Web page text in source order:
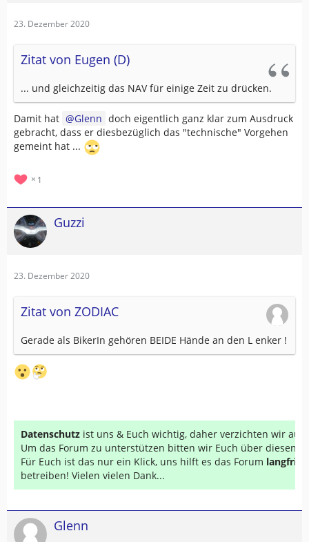
23. Dezember 2020
Zitat von Eugen (D)
... und gleichzeitig das NAV für einige Zeit zu drücken.
Damit hat Glenn doch eigentlich ganz klar zum Ausdruck
gebracht, dass er diesbezüglich das "technische" Vorgehen
gemeint hat ...
1
Guzzi
23. Dezember 2020
Zitat von ZODIAC
Gerade als BikerIn gehören BEIDE Hände an den L enker !
Datenschutz ist uns & Euch wichtig, daher verzichten wir auf
Um das Forum zu unterstützen bitten wir Euch über diesen
Für Euch ist das nur ein Klick, uns hilft es das Forum
betreiben! Vielen vielen Dank...
Glenn